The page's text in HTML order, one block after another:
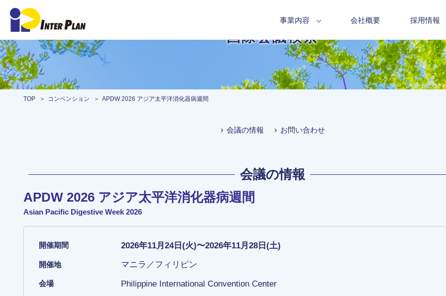
事業内容 会社概要 採用情報
国際会議検索
TOP コンベンション APDW 2026 アジア太平洋消化器病週間
会議の情報 お問い合わせ
会議の情報
APDW 2026 アジア太平洋消化器病週間
Asian Pacific Digestive Week 2026
開催期間 2026年11月24日(火)〜2026年11月28日(土)
開催地 マニラ／フィリピン
会場 Philippine International Convention Center